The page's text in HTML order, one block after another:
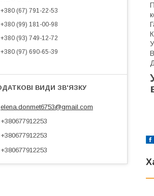
+380 (67) 791-22-53
+380 (99) 181-00-98
+380 (93) 749-12-72
+380 (97) 690-65-39
elena.donmet6753@gmail.com
+380677912253
+380677912253
+380677912253